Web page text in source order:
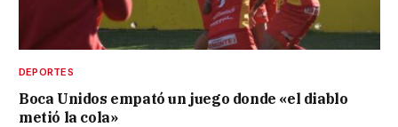
DEPORTES
Boca Unidos empató un juego donde «el diablo
metió la cola»